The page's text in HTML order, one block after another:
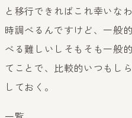
と移行できればこれ幸いな
時調べるんですけど、一般
べる難しいしそもそも一般
てことで、比較的いつもし
しておく。